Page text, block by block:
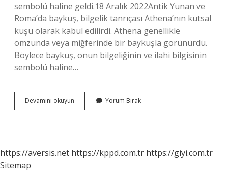
sembolü haline geldi.18 Aralık 2022Antik Yunan ve
Roma’da baykuş, bilgelik tanrıçası Athena’nın kutsal
kuşu olarak kabul edilirdi. Athena genellikle
omzunda veya miğferinde bir baykuşla görünürdü.
Böylece baykuş, onun bilgeliğinin ve ilahi bilgisinin
sembolü haline…
Devamını okuyun
Neden
Yorum Bırak
https://aversis.net https://kppd.com.tr https://giyi.com.tr
Sitemap